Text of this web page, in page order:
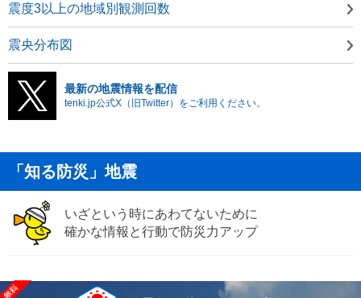
震度3以上の地域別観測回数
震央分布図
最新の地震情報を配信
tenki.jp公式X（旧Twitter）をご利用ください。
「知る防災」地震
いざという時にあわてないために
確かな情報と行動で防災力アップ